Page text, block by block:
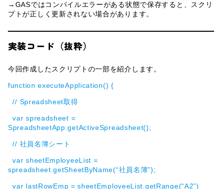
→GASではコンパイルエラーがある状態で保存すると、スクリ
プトが正しく更新されない場合があります。
実装コード（抜粋）
今回作成したスクリプトの一部を紹介します。
function executeApplication() {
// Spreadsheet取得
var spreadsheet =
SpreadsheetApp.getActiveSpreadsheet();
// 社員名簿シート
var sheetEmployeeList =
spreadsheet.getSheetByName(“社員名簿”);
var lastRowEmp = sheetEmployeeList.getRange(“A2”)